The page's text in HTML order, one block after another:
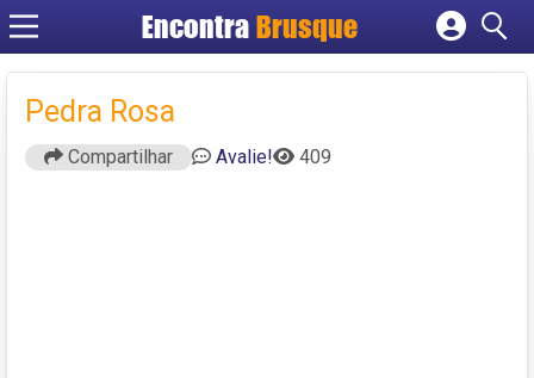
EncontraBrusque
Cadastrar empresa
Pedra Rosa
Compartilhar Avalie! 409